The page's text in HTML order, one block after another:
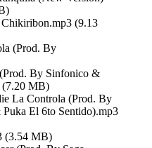
(9.13
(Prod. By
By Sinfonico &
(7.20 MB)
La Controla (Prod. By
El 6to Sentido).mp3
(3.54 MB)